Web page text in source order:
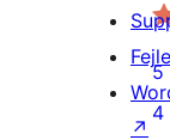
5-
5
4
↗